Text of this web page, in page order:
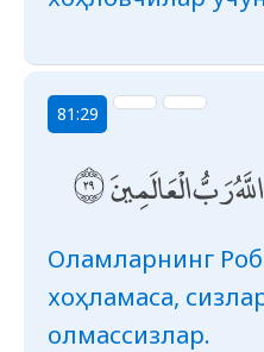
81:29
رَبُّ الْعَالَمِينَ
Оламларнинг
хоҳламаса,
олмассизлар.